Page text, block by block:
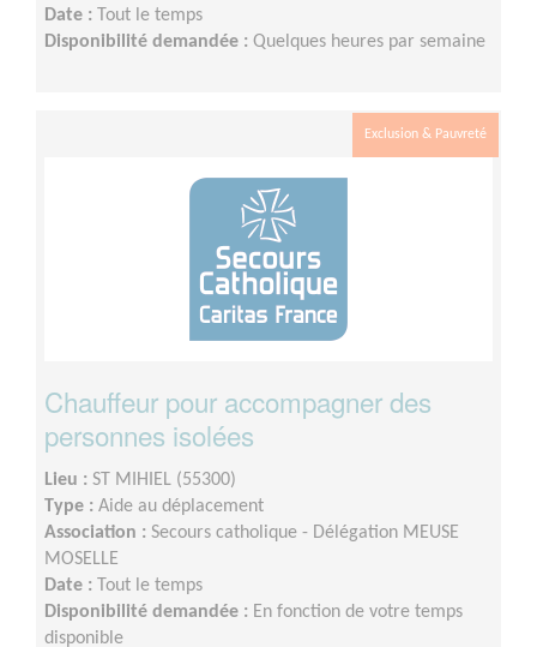
Date :
Tout le temps
Disponibilité demandée : Quelques heures par semaine
Exclusion & Pauvreté
Chauffeur pour accompagner des
personnes isolées
Lieu : ST MIHIEL (55300)
Type : Aide au déplacement
Association : Secours catholique - Délégation MEUSE
MOSELLE
Date :
Tout le temps
Disponibilité demandée : En fonction de votre temps
disponible